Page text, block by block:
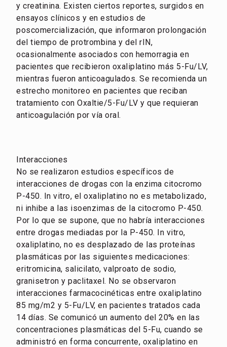
y creatinina. Existen ciertos reportes, surgidos en
ensayos clínicos y en estudios de
poscomercialización, que informaron prolongación
del tiempo de protrombina y del rIN,
ocasionalmente asociados con hemorragia en
pacientes que recibieron oxaliplatino más 5-Fu/LV,
mientras fueron anticoagulados. Se recomienda un
estrecho monitoreo en pacientes que reciban
tratamiento con Oxaltie/5-Fu/LV y que requieran
anticoagulación por vía oral.
Interacciones
No se realizaron estudios específicos de
interacciones de drogas con la enzima citocromo
P-450. In vitro, el oxaliplatino no es metabolizado,
ni inhibe a las isoenzimas de la citocromo P-450.
Por lo que se supone, que no habría interacciones
entre drogas mediadas por la P-450. In vitro,
oxaliplatino, no es desplazado de las proteínas
plasmáticas por las siguientes medicaciones:
eritromicina, salicilato, valproato de sodio,
granisetron y paclitaxel. No se observaron
interacciones farmacocinéticas entre oxaliplatino
85 mg/m2 y 5-Fu/LV, en pacientes tratados cada
14 días. Se comunicó un aumento del 20% en las
concentraciones plasmáticas del 5-Fu, cuando se
administró en forma concurrente, oxaliplatino en